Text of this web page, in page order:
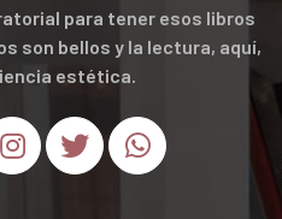
para tener esos libros
son bellos y la lectura, aquí,
estética.